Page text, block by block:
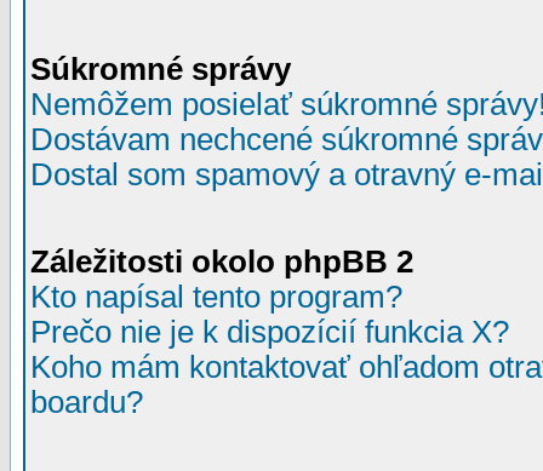
Súkromné správy
Nemôžem posielať súkromné
Dostávam nechcené súkromné
Dostal som spamový a otravný e-
Záležitosti okolo phpBB 2
Kto napísal tento program?
Prečo nie je k dispozícií funkcia X?
Koho mám kontaktovať ohľadom
boardu?